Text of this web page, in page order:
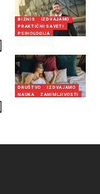
BIZNIS
IZDVAJAMO
PRAKTIČNI SAVETI
PSIHOLOGIJA
DRUŠTVO
IZDVAJAMO
NAUKA
ZANIMLJIVOSTI